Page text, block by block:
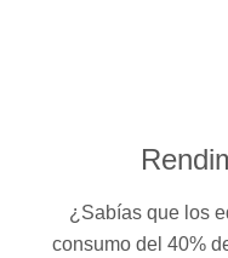
¿Sabías que los
consumo del 40%